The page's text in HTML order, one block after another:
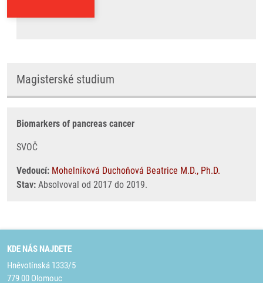
Magisterské studium
Biomarkers of pancreas cancer
SVOČ
Vedoucí: Mohelníková Duchoňová Beatrice M.D., Ph.D.
Stav: Absolvoval od 2017 do 2019.
KDE NÁS NAJDETE
Hněvotínská 1333/5
779 00 Olomouc